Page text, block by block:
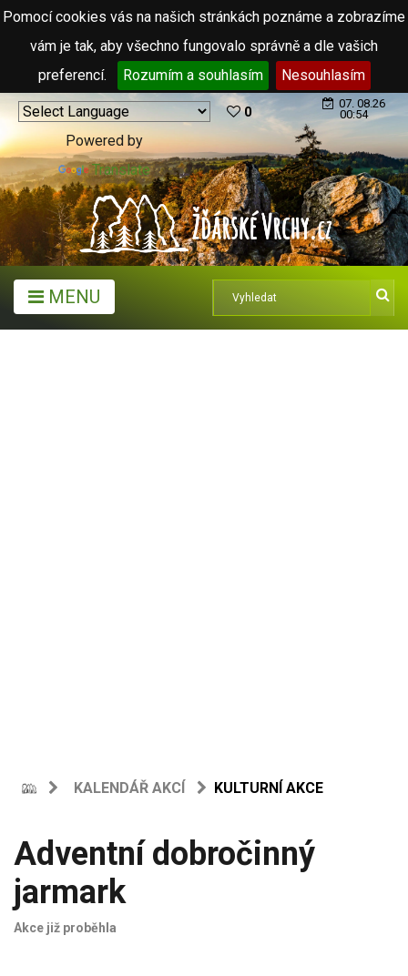
Pomocí cookies vás na našich stránkách poznáme a zobrazíme
vám je tak, aby všechno fungovalo správně a dle vašich
preferencí.
Rozumím a souhlasím Nesouhlasím
Powered by
Translate
0
07. 08.26
00:54
MENU
KALENDÁŘ AKCÍ KULTURNÍ AKCE
Adventní dobročinný
jarmark
Akce již proběhla